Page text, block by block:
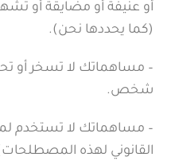
أو عنيفة أو مضايقة أو
(كما يحددها نحن).
– مساهماتك لا تسخر أو
شخص.
– مساهماتك لا تستخدم
القانوني لهذه